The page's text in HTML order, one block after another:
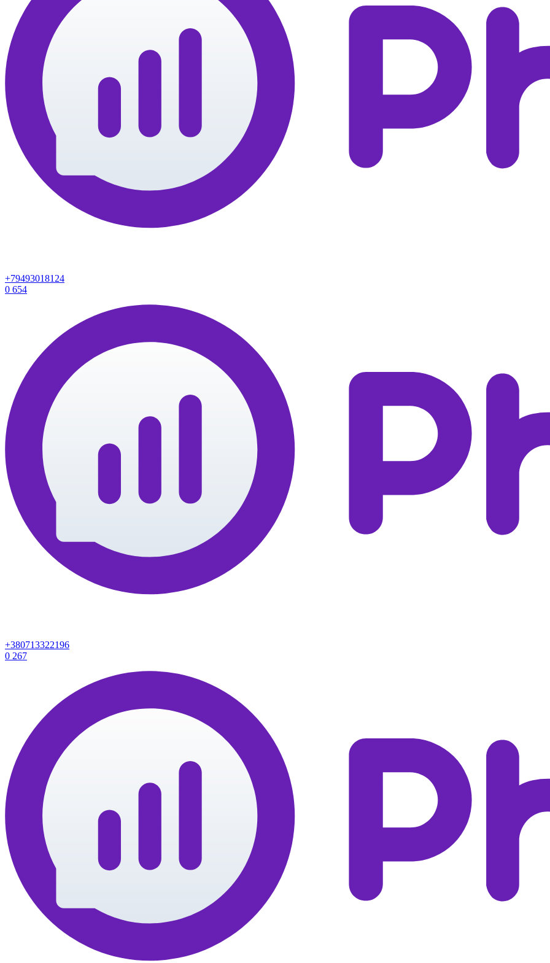
+79493018124
0 654
+380713322196
0 267